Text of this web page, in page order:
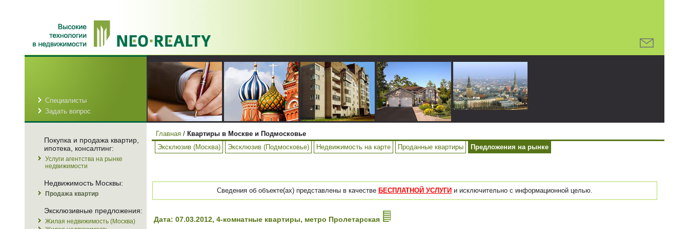
Специалисты
Задать вопрос
Покупка и продажа квартир,
ипотека, консалтинг:
Услуги агентства на рынке
недвижимости
Недвижимость Москвы:
Продажа квартир
Эксклюзивные предложения:
Жилая недвижимость (Москва)
Главная / Квартиры в Москве и Подмосковье
Эксклюзив (Москва)
Эксклюзив (Подмосковье) Недвижимость на карте Проданные квартиры Предложения на рынке
Сведения об объекте(ах) представлены в качестве БЕСПЛАТНОЙ УСЛУГИ и исключительно с информационной целью.
Дата: 07.03.2012, 4-комнатные квартиры, метро Пролетарская